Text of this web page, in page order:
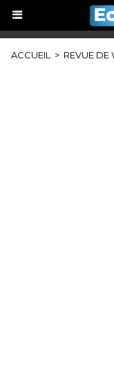
ACCUEIL > REVUE DE